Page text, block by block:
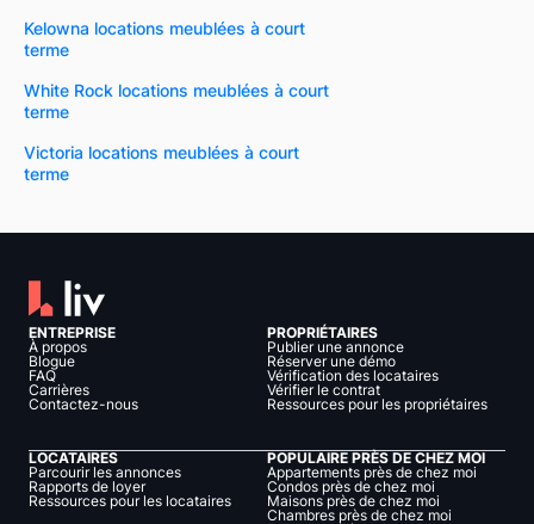
Kelowna locations meublées à court
terme
White Rock locations meublées à court
terme
Victoria locations meublées à court
terme
ENTREPRISE
À propos
Blogue
FAQ
Carrières
Contactez-nous
PROPRIÉTAIRES
Publier une annonce
Réserver une démo
Vérification des locataires
Vérifier le contrat
Ressources pour les propriétaires
LOCATAIRES
Parcourir les annonces
Rapports de loyer
Ressources pour les locataires
POPULAIRE PRÈS DE CHEZ MOI
Appartements près de chez moi
Condos près de chez moi
Maisons près de chez moi
Chambres près de chez moi